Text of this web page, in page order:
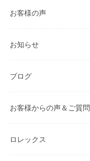
お客様の声
お知らせ
ブログ
お客様からの声＆ご質問
ロレックス